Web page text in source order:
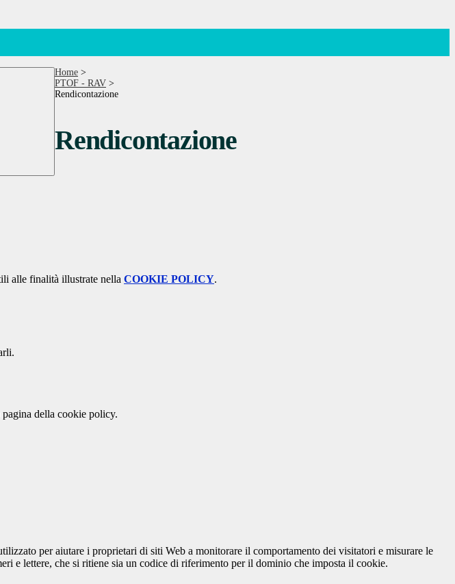
Home >
PTOF - RAV >
Rendicontazione
Rendicontazione
alle finalità illustrate nella COOKIE POLICY.
della cookie policy.
per aiutare i proprietari di siti Web a monitorare il comportamento dei visitatori e misurare le
e lettere, che si ritiene sia un codice di riferimento per il dominio che imposta il cookie.